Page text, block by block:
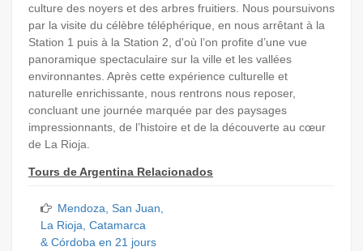
culture des noyers et des arbres fruitiers. Nous poursuivons
par la visite du célèbre téléphérique, en nous arrêtant à la
Station 1 puis à la Station 2, d'où l’on profite d’une vue
panoramique spectaculaire sur la ville et les vallées
environnantes. Après cette expérience culturelle et
naturelle enrichissante, nous rentrons nous reposer,
concluant une journée marquée par des paysages
impressionnants, de l’histoire et de la découverte au cœur
de La Rioja.
Tours de Argentina Relacionados
Mendoza, San Juan,
La Rioja, Catamarca
& Córdoba en 21 jours